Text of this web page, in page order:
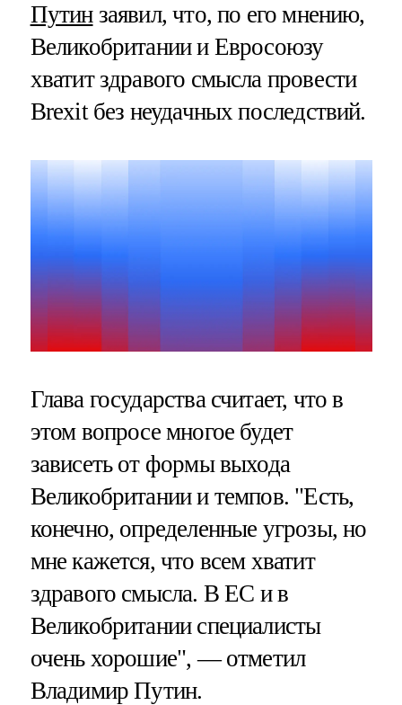
Путинзаявил, что, по его мнению,
Великобритании и Евросоюзу
хватит здравого смысла провести
Brexit без неудачных последствий.
Глава государства считает, что в
этом вопросе многое будет
зависеть от формы выхода
Великобритании и темпов. "Есть,
конечно, определенные угрозы, но
мне кажется, что всем хватит
здравого смысла. В ЕС и в
Великобритании специалисты
очень хорошие", — отметил
Владимир Путин.